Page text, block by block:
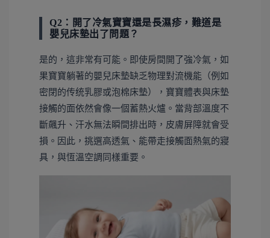
Q2：開了冷氣寶寶還是長濕疹，難道是
嬰兒床墊出了問題？
是的，這非常有可能。即使房間開了強冷氣，如
果寶寶躺著的嬰兒床墊缺乏物理對流機能（例如
密閉的传统乳膠或泡棉床墊），寶寶體表與床墊
接觸的面依然會像一個蓄熱火爐。當背部溫度不
斷飆升、汗水無法瞬間排出時，皮膚屏障就會受
損。因此，挑選高透氣、能帶走接觸面熱氣的寢
具，與恆溫空調同樣重要。